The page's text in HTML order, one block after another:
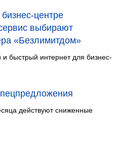
центре
выбирают
«Безлимитдом»
быстрый интернет для бизнес-
действуют сниженные
оборудование так,
избежать возможных
при его работе.